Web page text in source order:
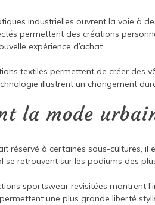
industrielles ouvrent la voie à
permettent des créations
expérience d’achat.
textiles permettent de créer des
illustrent un changement
la mode
réservé à certaines sous-cultures,
se retrouvent sur les podiums des
sportswear revisitées montrent
une plus grande liberté